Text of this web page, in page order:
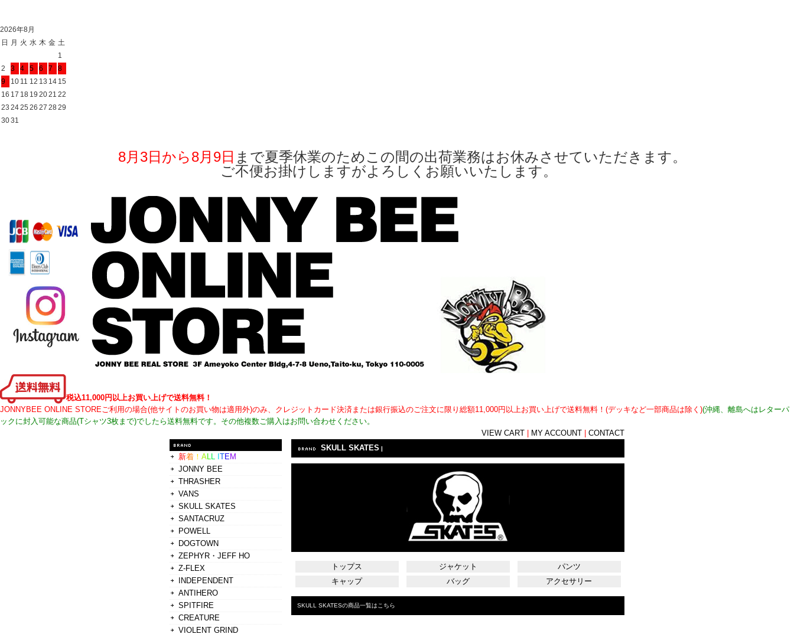
2026年8月
日
月 火 水 木 金 土
1
2
3 4 5 6 7
8
9
10 11 12 13 14 15
16 17 18 19 2021 22
23 2425 26 27 2829
3031
8月3日から8月9日 まで夏季休業のためこの間の出荷業務はお休みさせていただきます。
ご不便お掛けしますがよろしくお願いいたします。
税込11,000円以上お買い上げで送料無料！
JONNYBEE ONLINE STOREご利用の場合(他サイトのお買い物は適用外)のみ、クレジットカード決済または銀行振込のご注文に限り総額11,000円以上お買い上げで送料無料！(デッキなど一部商品は除く)(沖縄、離島へはレターパ
ックに封入可能な商品(Tシャツ3枚まで)でしたら送料無料です。その他複数ご購入はお問い合わせください。
VIEW CART
MY ACCOUNT CONTACT
新着 ！ ALL TEM
JONNY BEE
THRASHER
VANS
SKULL SKATES
SANTACRUZ
POWELL
DOGTOWN
ZEPHYR・JEFF HO
Z-FLEX
INDEPENDENT
ANTIHERO
SPITFIRE
CREATURE
VIOLENT GRIND
SKULL SKATES |
トップス ジャケット
パンツ
キャップ
バッグ アクセサリー
SKULL SKATESの商品一覧はこちら